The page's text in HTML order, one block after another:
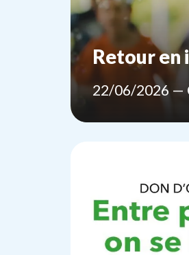
Retour en
22/06/2026 —